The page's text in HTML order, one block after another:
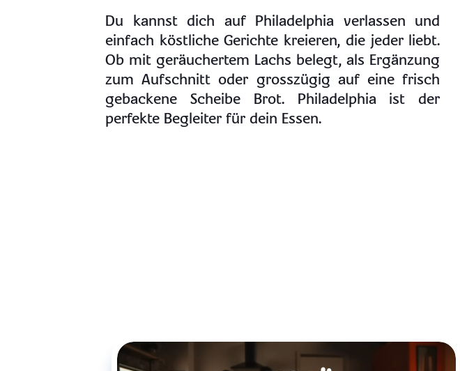
Du kannst dich auf Philadelphia verlassen und
einfach köstliche Gerichte kreieren, die jeder liebt.
Ob mit geräuchertem Lachs belegt, als Ergänzung
zum Aufschnitt oder grosszügig auf eine frisch
gebackene Scheibe Brot. Philadelphia ist der
perfekte Begleiter für dein Essen.